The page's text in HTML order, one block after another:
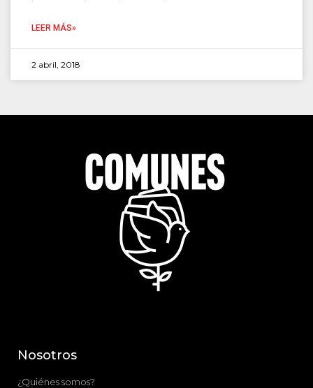
LEER MÁS»
2 abril, 2018
Nosotros
¿Quiénes somos?